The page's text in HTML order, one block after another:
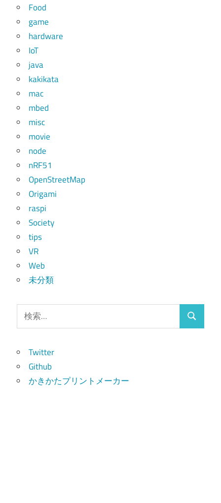
Food
game
hardware
IoT
java
kakikata
mac
mbed
misc
movie
node
nRF51
OpenStreetMap
Origami
raspi
Society
tips
VR
Web
未分類
索:
検
Twitter
Github
かきかたプリントメーカー